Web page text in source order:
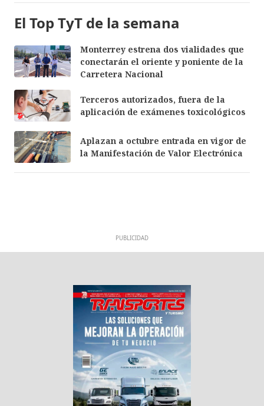
El Top TyT de la semana
Monterrey estrena dos vialidades que
conectarán el oriente y poniente de la
Carretera Nacional
Terceros autorizados, fuera de la
aplicación de exámenes toxicológicos
Aplazan a octubre entrada en vigor de
la Manifestación de Valor Electrónica
PUBLICIDAD